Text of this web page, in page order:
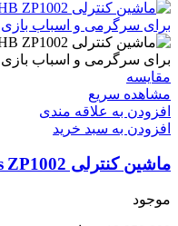
مقایسه
مشاهده سریع
افزودن به علاقه مندی
افزودن به سبد خرید
ماشین کنترلی HB Toys ZP1002
موجود